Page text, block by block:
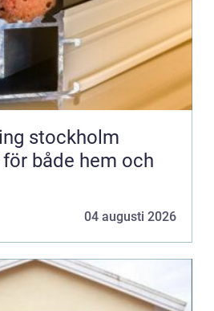
stockholm
både hem och
04 augusti 2026